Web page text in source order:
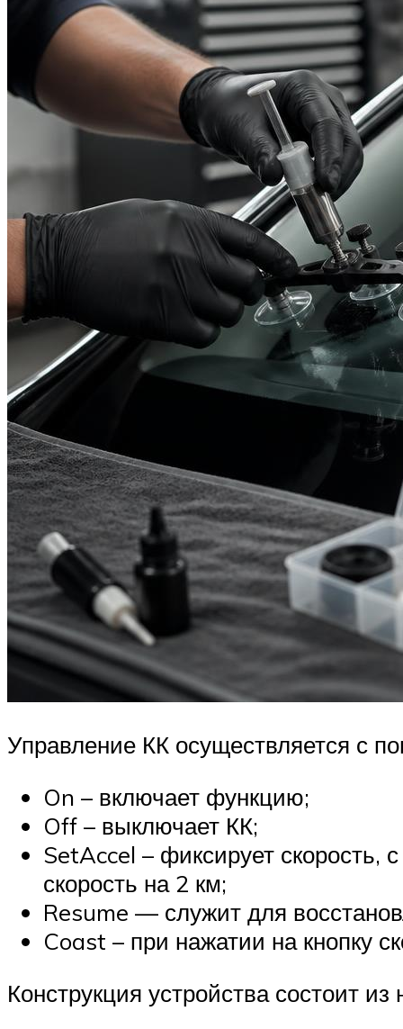
Управление КК осуществляется с
On – включает функцию;
Off – выключает КК;
SetAccel – фиксирует скорость,
скорость на 2 км;
Resume — служит для
Coast – при нажатии на кнопку
Конструкция устройства состоит из